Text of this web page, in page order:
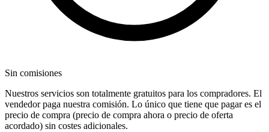
Sin comisiones
Nuestros servicios son totalmente gratuitos para los compradores. El
vendedor paga nuestra comisión. Lo único que tiene que pagar es el
precio de compra (precio de compra ahora o precio de oferta
acordado) sin costes adicionales.